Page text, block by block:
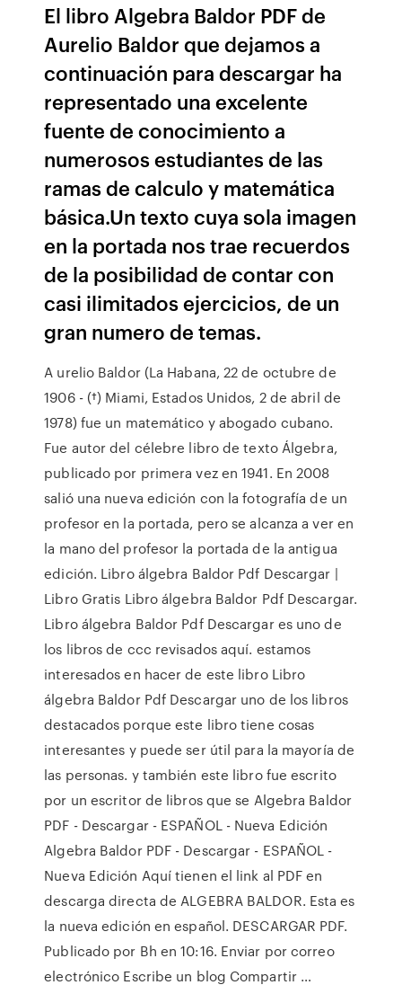
El libro Algebra Baldor PDF de
Aurelio Baldor que dejamos a
continuación para descargar ha
representado una excelente
fuente de conocimiento a
numerosos estudiantes de las
ramas de calculo y matemática
básica.Un texto cuya sola imagen
en la portada nos trae recuerdos
de la posibilidad de contar con
casi ilimitados ejercicios, de un
gran numero de temas.
A urelio Baldor (La Habana, 22 de octubre de
1906 - (†) Miami, Estados Unidos, 2 de abril de
1978) fue un matemático y abogado cubano.
Fue autor del célebre libro de texto Álgebra,
publicado por primera vez en 1941. En 2008
salió una nueva edición con la fotografía de un
profesor en la portada, pero se alcanza a ver en
la mano del profesor la portada de la antigua
edición. Libro álgebra Baldor Pdf Descargar |
Libro Gratis Libro álgebra Baldor Pdf Descargar.
Libro álgebra Baldor Pdf Descargar es uno de
los libros de ccc revisados aquí. estamos
interesados en hacer de este libro Libro
álgebra Baldor Pdf Descargar uno de los libros
destacados porque este libro tiene cosas
interesantes y puede ser útil para la mayoría de
las personas. y también este libro fue escrito
por un escritor de libros que se Algebra Baldor
PDF - Descargar - ESPAÑOL - Nueva Edición
Algebra Baldor PDF - Descargar - ESPAÑOL -
Nueva Edición Aquí tienen el link al PDF en
descarga directa de ALGEBRA BALDOR. Esta es
la nueva edición en español. DESCARGAR PDF.
Publicado por Bh en 10:16. Enviar por correo
electrónico Escribe un blog Compartir …